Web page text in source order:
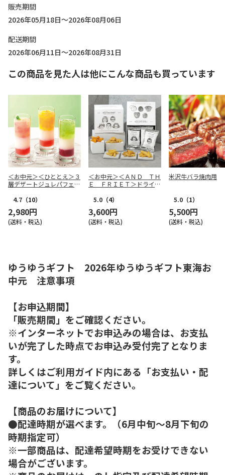
販売期間
2026年05月18日～2026年08月06日
配送期間
2026年06月11日～2026年08月31日
この商品を見た人は他にこんな商品も買っています
＜お中元＞＜ひととえ＞３
層デザートジュレパフェ～
4.7 （10）
2,980円
(送料・税込)
＜お中元＞＜ＡＮＤ ＴＨ
Ｅ ＦＲＩＥＴ＞ドライフ
5.0 （4）
3,600円
(送料・税込)
米沢牛バラ焼肉用
5.0 （1）
5,500円
(送料・税込)
ゆうゆうギフト 2026年ゆうゆうギフト東海お
中元 注意事項
【お申込期間】
「販売期間」をご確認ください。
※インターネットでお申込みの場合は、お支払
いが完了した時点でお申込み受付完了となりま
す。
詳しくはご利用ガイド内にある「お支払い・配
達について」をご覧ください。
【商品のお届けについて】
●配達時期が選べます。（6月中旬～8月下旬の
時期指定可）
※一部商品は、配達希望時期をお受けできない
場合がございます。